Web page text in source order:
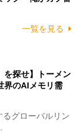
一覧を見る
を探せ】トーメン
界のAIメモリ需
グローバルリン